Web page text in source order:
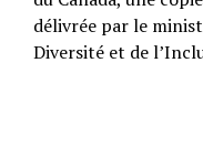
délivrée par le
Diversité et de